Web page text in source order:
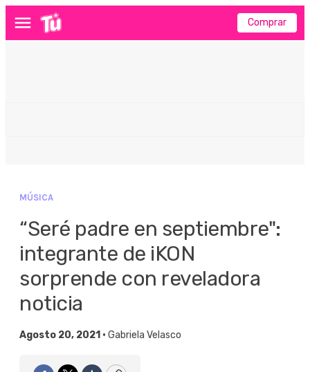
Menú Comprar
MÚSICA
“Seré padre en septiembre":
integrante de iKON
sorprende con reveladora
noticia
Agosto 20, 2021 • Gabriela Velasco